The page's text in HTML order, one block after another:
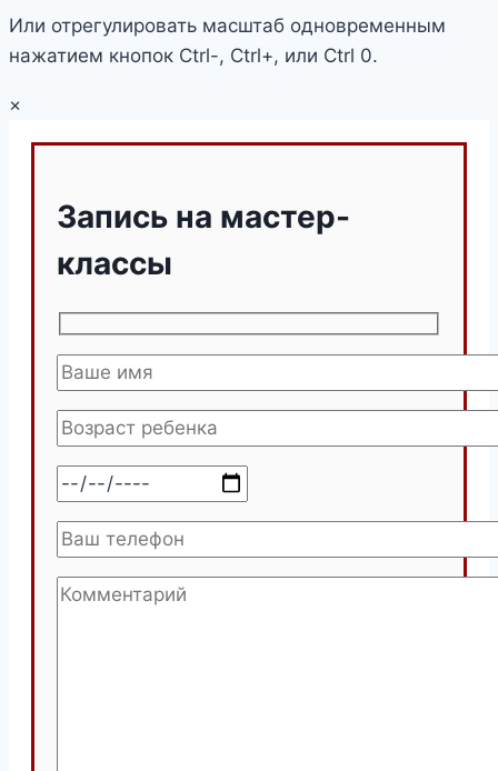
Или отрегулировать масштаб одновременным
нажатием кнопок Ctrl-, Ctrl+, или Ctrl 0.
×
Запись на мастер-
классы